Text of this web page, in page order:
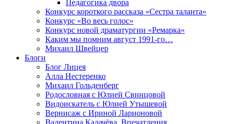
Педагогика двора
Конкурс короткого рассказа «Сестра таланта»
Конкурс «Во весь голос»
Конкурс новой драматургии «Ремарка»
Каким мы помним август 1991-го…
Михаил Швейцер
Блоги
Блог Лицея
Алла Нестеренко
Михаил Гольденберг
Родословная с Юлией Свинцовой
Видоискатель с Юлией Утышевой
Вернисаж с Ириной Ларионовой